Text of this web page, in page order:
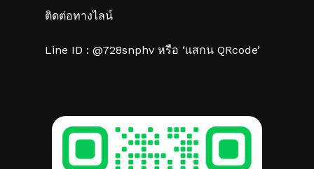
ติดต่อทางไลน์
Line ID : @728snphv หรือ ‘แสกน QRcode’